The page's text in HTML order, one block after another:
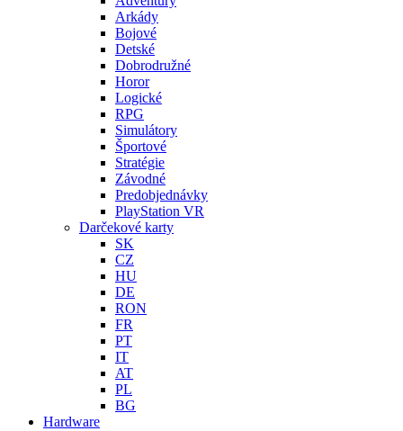
Arkády
Bojové
Detské
Dobrodružné
Horor
Logické
RPG
Simulátory
Športové
Stratégie
Závodné
Predobjednávky
PlayStation VR
Darčekové karty
SK
CZ
HU
DE
RON
FR
PT
IT
AT
PL
BG
Hardware